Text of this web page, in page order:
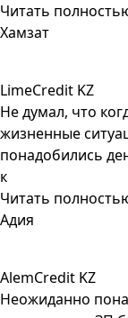
Читать
Хамзат
LimeCredit KZ
Не думал, что
жизненные
понадобились
к
Читать
Адия
AlemCredit KZ
Неожиданно